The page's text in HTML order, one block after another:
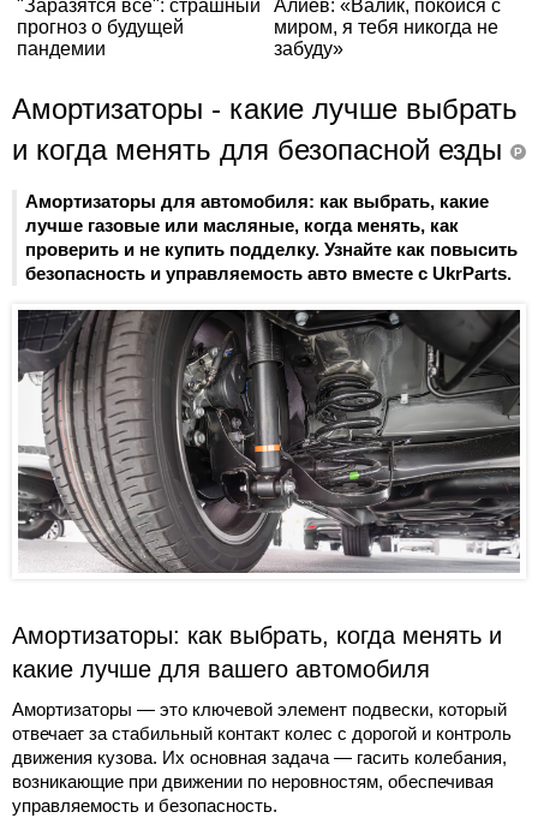
Амортизаторы - какие лучше выбрать
и когда менять для безопасной езды
P
Амортизаторы для автомобиля: как выбрать, какие
лучше газовые или масляные, когда менять, как
проверить и не купить подделку. Узнайте как повысить
безопасность и управляемость авто вместе с UkrParts.
Амортизаторы: как выбрать, когда менять и
какие лучше для вашего автомобиля
Амортизаторы — это ключевой элемент подвески, который
отвечает за стабильный контакт колес с дорогой и контроль
движения кузова. Их основная задача — гасить колебания,
возникающие при движении по неровностям, обеспечивая
управляемость и безопасность.